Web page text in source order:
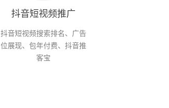
抖音短视频推广
抖音短视频搜索排名、广告
位展现、包年付费、抖音推
客宝